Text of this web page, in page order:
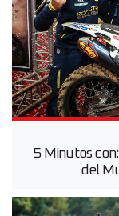
5 Minutos
del